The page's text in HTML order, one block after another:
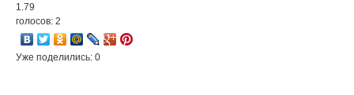
1.79
голосов: 2
Уже поделились: 0